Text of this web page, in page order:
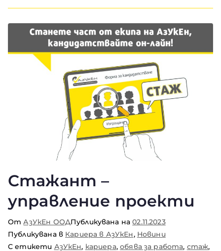
Стажант –
управление проекти
ОтАзУкЕн ООДПубликувана на02.11.2023
Публикувана в Кариера в АзУкЕн, Новини
С етикети АзУкЕн, кариера,обява за работа, стаж,